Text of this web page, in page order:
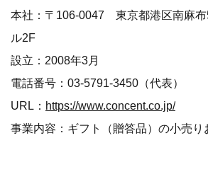
本社：〒106-0047 東京都港区南麻布
ル2F
設立：2008年3月
電話番号：03-5791-3450（代表）
URL： https://www.concent.co.jp/
事業内容：ギフト（贈答品）の小売り